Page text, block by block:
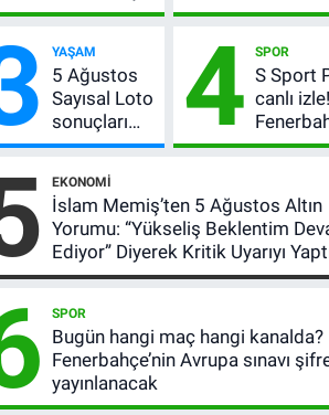
Sturm Graz
şifresiz
canlı yayın
bilgileri
mi?
hangi
kanalda,
saat
YAŞAM
5 Ağustos
Sayısal Loto
sonuçları
açıklandı!
TL devretti
4 SPOR
S Sport
canlı izle!
Sturm
EKONOMI
İslam Memiş’ten 5 Ağustos Altın
Yorumu: “Yükseliş Beklentim
Ediyor” Diyerek Kritik Uyarıyı
SPOR
Bugün hangi maç hangi kanalda?
Fenerbahçe’nin Avrupa sınavı
yayınlanacak